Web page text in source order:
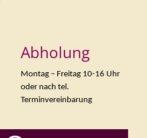
Abholung
Montag – Freitag 10-16 Uhr
oder nach tel.
Terminvereinbarung